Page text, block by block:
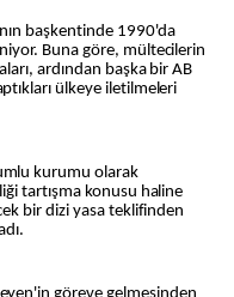
başkentinde 1990'da
Buna göre, mültecilerin
ardından başka bir AB
ülkeye iletilmeleri
kurumu olarak
tartışma konusu haline
bir dizi yasa teklifinden